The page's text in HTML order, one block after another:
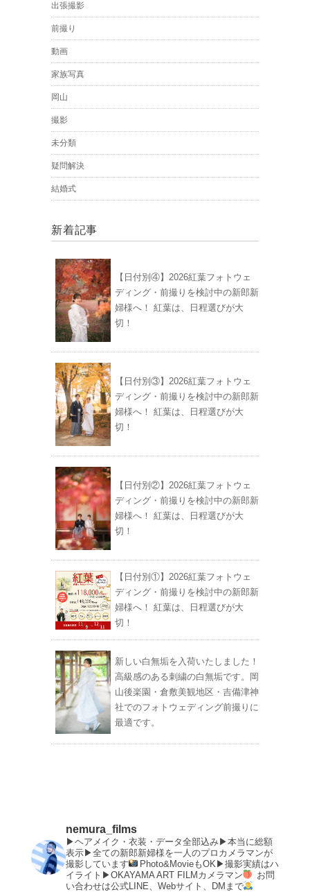
出張撮影
前撮り
動画
家族写真
岡山
撮影
未分類
疑問解決
結婚式
新着記事
【日付別④】2026紅葉フォトウェ
ディング・前撮りを検討中の新郎新
婦様へ！ 紅葉は、日程選びが大
切！
【日付別③】2026紅葉フォトウェ
ディング・前撮りを検討中の新郎新
婦様へ！ 紅葉は、日程選びが大
切！
【日付別②】2026紅葉フォトウェ
ディング・前撮りを検討中の新郎新
婦様へ！ 紅葉は、日程選びが大
切！
【日付別①】2026紅葉フォトウェ
ディング・前撮りを検討中の新郎新
婦様へ！ 紅葉は、日程選びが大
切！
新しい白無垢を入荷いたしました！
高級感のある刺繍の白無垢です。岡
山後楽園・倉敷美観地区・吉備津神
社でのフォトウェディング前撮りに
最適です。
nemura_films
▶︎ヘアメイク・衣装・データ全部込み▶︎本当に総額
表示▶︎全ての新郎新婦様を一人のプロカメラマンが
撮影しています
Photo&MovieもOK▶︎撮影実績はハ
イライト▶︎OKAYAMA ART FILMカメラマン
お問
い合わせは公式LINE、Webサイト、DMまで